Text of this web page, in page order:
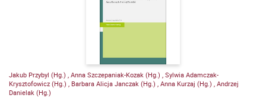
Jakub Przybyl (Hg.) , Anna Szczepaniak-Kozak (Hg.) , Sylwia Adamczak-
Krysztofowicz (Hg.) , Barbara Alicja Janczak (Hg.) , Anna Kurzaj (Hg.) , Andrzej
Danielak (Hg.)